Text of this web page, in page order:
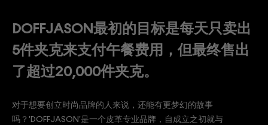
DOFFJASON最初的目标是每天只卖出
5件夹克来支付午餐费用，但最终售出
了超过20,000件夹克。
对于想要创立时尚品牌的人来说，还能有更梦幻的故事
吗？'DOFFJASON'是一个皮革专业品牌，自成立之初就与